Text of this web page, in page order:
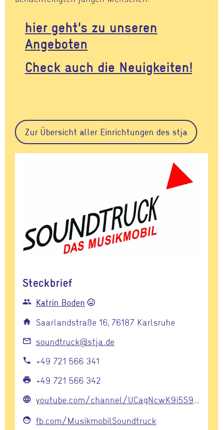
hier geht's zu unseren
Angeboten
Check auch die Neuigkeiten!
Zur Übersicht aller Einrichtungen des stja
Steckbrief
group Katrin Boden sentiment_very_satisfied
home Saarlandstraße 16, 76187 Karlsruhe
mail_outline soundtruck@stja.de
call +49 721 566 341
print +49 721 566 342
language youtube.com/channel/UCagNcwK9i5S9AgaIdub7RJA
face fb.com/MusikmobilSoundtruck